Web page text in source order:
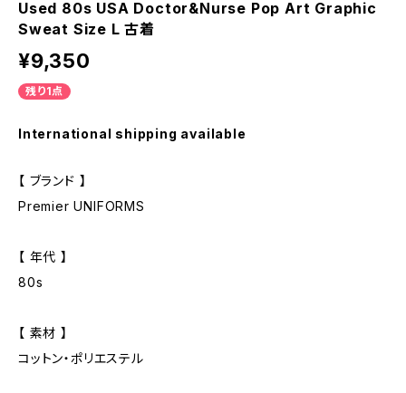
Used 80s USA Doctor&Nurse Pop Art Graphic
Sweat Size L 古着
¥9,350
残り1点
International shipping available
【 ブランド 】
Premier UNIFORMS
【 年代 】
80s
【 素材 】
コットン・ポリエステル